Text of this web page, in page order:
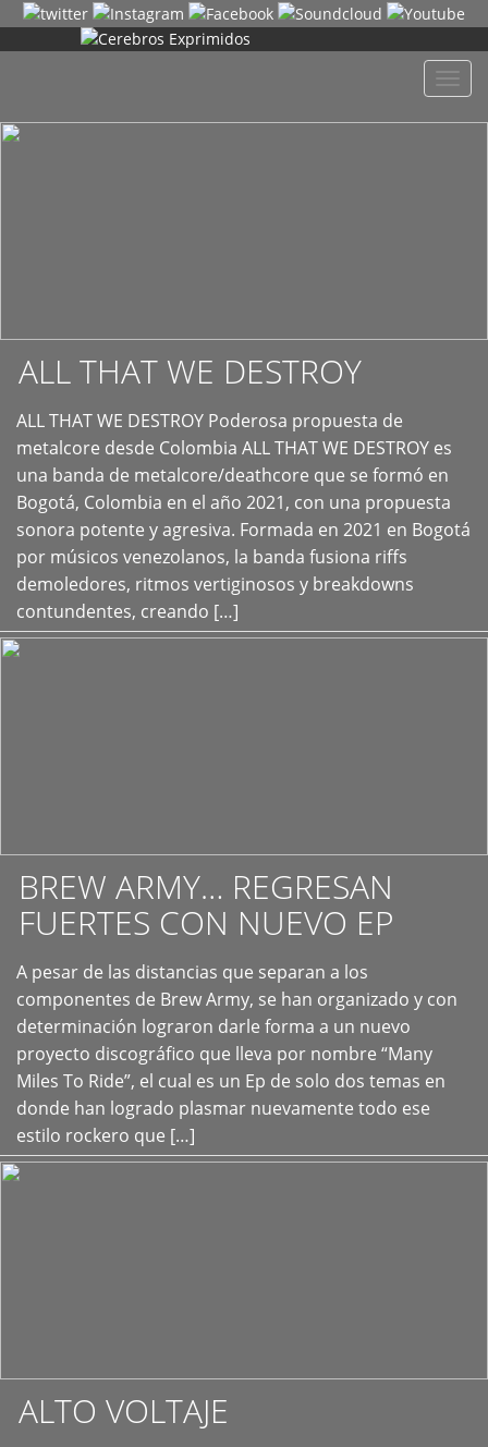
ALL THAT WE DESTROY
ALL THAT WE DESTROY Poderosa propuesta de
metalcore desde Colombia ALL THAT WE DESTROY es
una banda de metalcore/deathcore que se formó en
Bogotá, Colombia en el año 2021, con una propuesta
sonora potente y agresiva. Formada en 2021 en Bogotá
por músicos venezolanos, la banda fusiona riffs
demoledores, ritmos vertiginosos y breakdowns
contundentes, creando […]
+
BREW ARMY… REGRESAN
FUERTES CON NUEVO EP
A pesar de las distancias que separan a los
componentes de Brew Army, se han organizado y con
determinación lograron darle forma a un nuevo
proyecto discográfico que lleva por nombre “Many
Miles To Ride”, el cual es un Ep de solo dos temas en
donde han logrado plasmar nuevamente todo ese
estilo rockero que […]
+
ALTO VOLTAJE